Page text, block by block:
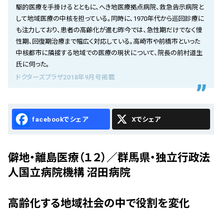
お知らせ
お問い合わせ
駆的医療を手掛けるとともに、へき地医療拠点病院、救急告示病院と
して地域医療の中核を担っている。同時に、1970年代から巡回診療に
も注力しており、患者の高齢化が進む昨今では、急性期だけでなく慢
性期、回復期治療まで幅広く対応している。高崎市や前橋市といった
中核都市に隣接する地域での医療の現状について、院長の前村道生
氏に伺った。
ドクターズプラザ2018年9月号掲載
Facebook X
僻地・離島医療（１２）／群馬県・独立行政法
人国立病院機構 沼田病院
高齢化する地域社会の中で役割を変化